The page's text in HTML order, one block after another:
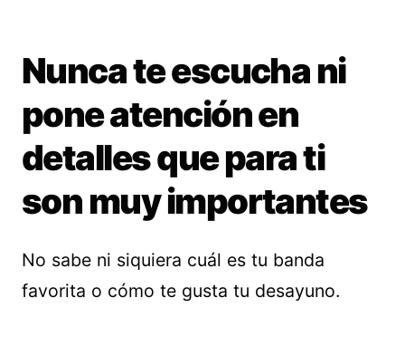
Nunca te escucha ni
pone atención en
detalles que para ti
son muy importantes
No sabe ni siquiera cuál es tu banda
favorita o cómo te gusta tu desayuno.